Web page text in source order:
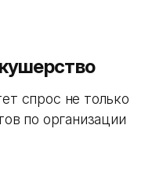
спрос не только
по организации